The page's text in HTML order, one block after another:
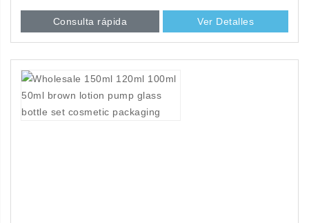
Consulta rápida Ver Detalles